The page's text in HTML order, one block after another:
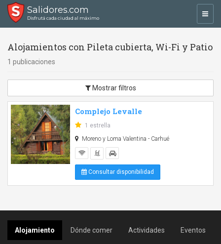
Salidores.com
Disfrutá cada ciudad al máximo
Alojamientos con Pileta cubierta, Wi-Fi y Patio
1 publicaciones
Mostrar filtros
Complejo Levalle
1 estrella
Moreno y Loma Valentina - Carhué
Consultar disponibilidad
Alojamiento Dónde comer Actividades Eventos